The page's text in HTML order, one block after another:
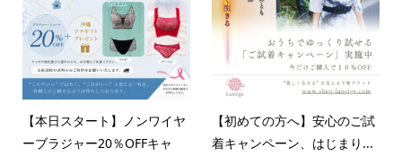
【本日スタート】ノンワイヤ
ーブラジャー20％OFFキャ
【初めての方へ】安心のご試
着キャンペーン、はじまり...